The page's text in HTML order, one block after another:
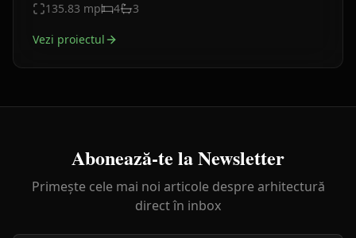
135.83 mp 4 3
Vezi proiectul
Abonează-te la Newsletter
Primește cele mai noi articole despre arhitectură
direct în inbox